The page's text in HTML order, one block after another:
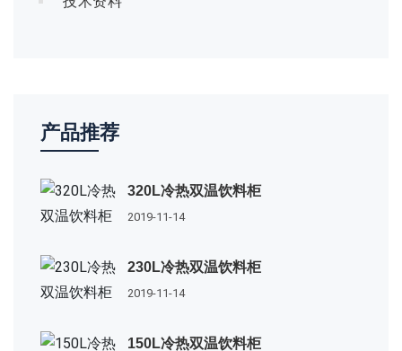
产品推荐
320L冷热双温饮料柜
2019-11-14
230L冷热双温饮料柜
2019-11-14
150L冷热双温饮料柜